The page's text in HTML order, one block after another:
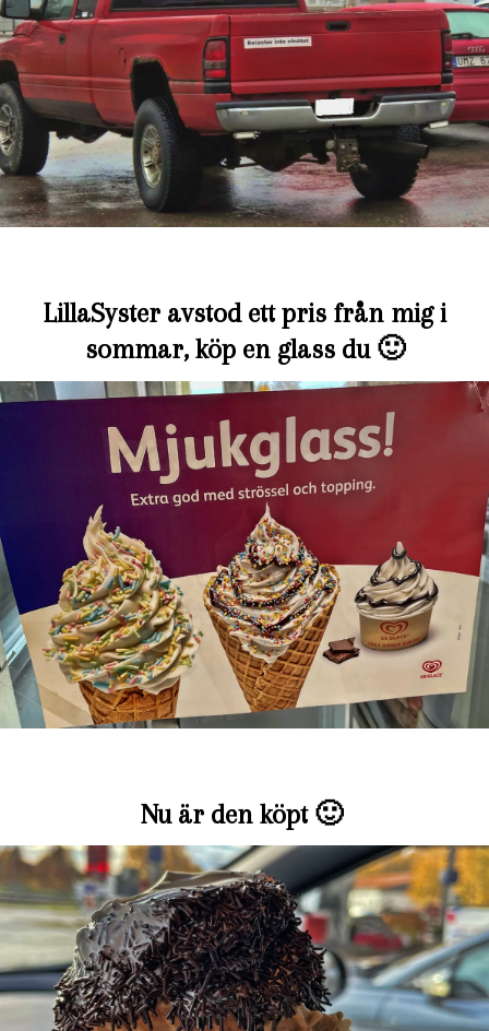
LillaSyster avstod ett pris från mig i
sommar, köp en glass du 🙂
Nu är den köpt 🙂